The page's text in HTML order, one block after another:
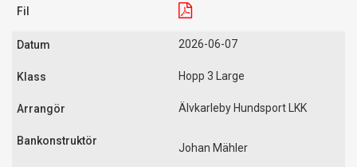
2026-06-07
Hopp 3 Large
Älvkarleby Hundsport LKK
Johan Mähler